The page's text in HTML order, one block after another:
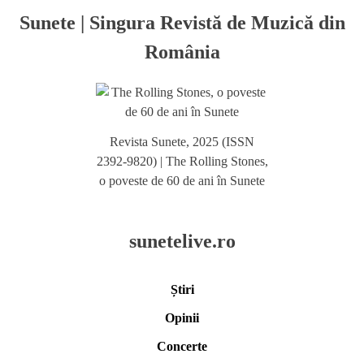
Sunete | Singura Revistă de Muzică din
România
Revista Sunete, 2025 (ISSN
2392-9820) | The Rolling Stones,
o poveste de 60 de ani în Sunete
sunetelive.ro
Știri
Opinii
Concerte